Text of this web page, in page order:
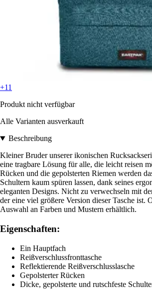
+11
Produkt nicht verfügbar
Alle Varianten ausverkauft
Beschreibung
Kleiner Bruder unserer ikonischen
eine tragbare Lösung für alle, die leicht reisen
Rücken und die gepolsterten Riemen werden
Schultern kaum spüren lassen, dank seines
eleganten Designs. Nicht zu verwechseln mit
der eine viel größere Version dieser Tasche ist.
Auswahl an Farben und Mustern erhältlich.
Eigenschaften:
Ein Hauptfach
Reißverschlussfronttasche
Reflektierende Reißverschlusslasche
Gepolsterter Rücken
Dicke, gepolsterte und rutschfeste